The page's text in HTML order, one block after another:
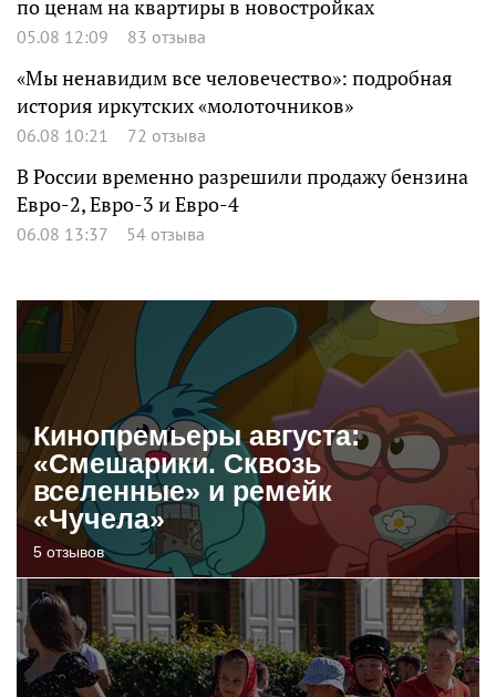
по ценам на квартиры в новостройках
05.08 12:09 83 отзыва
«Мы ненавидим все человечество»: подробная
история иркутских «молоточников»
06.08 10:21 72 отзыва
В России временно разрешили продажу бензина
Евро-2, Евро-3 и Евро-4
06.08 13:37 54 отзыва
Кинопремьеры августа:
«Смешарики. Сквозь
вселенные» и ремейк
«Чучела»
5 отзывов